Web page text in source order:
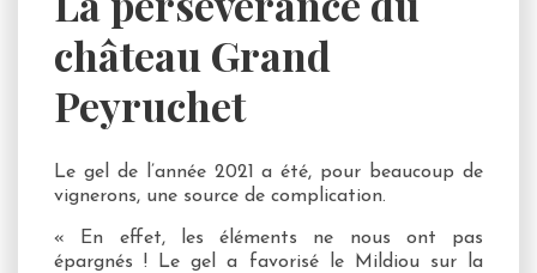
château Grand
Peyruchet
Le gel de l’année 2021 a été, pour beaucoup de
vignerons, une source de complication.
« En effet, les éléments ne nous ont pas
épargnés ! Le gel a favorisé le Mildiou sur la